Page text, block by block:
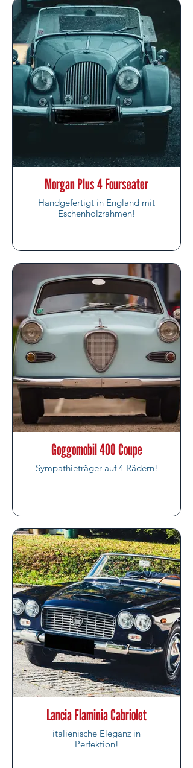
Morgan Plus 4 Fourseater
Handgefertigt in England mit
Eschenholzrahmen!
Goggomobil 400 Coupe
Sympathieträger auf 4 Rädern!
Lancia Flaminia Cabriolet
italienische Eleganz in
Perfektion!